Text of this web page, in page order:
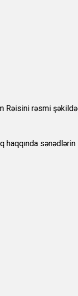
Rəisini rəsmi şəkildə
sənədlərin